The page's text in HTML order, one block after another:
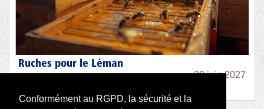
Conformément au RGPD, la sécurité et la
Ruches pour le Léman
30 juin 2027